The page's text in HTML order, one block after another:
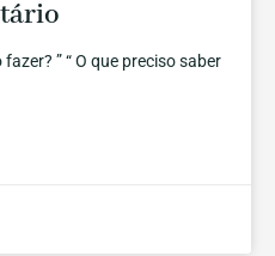
” “ O que preciso saber